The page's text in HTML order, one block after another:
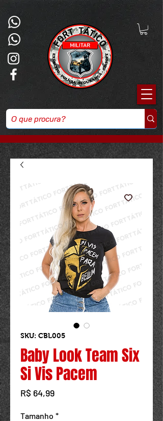
SKU: CBL005
Baby Look Team Six
Si Vis Pacem
R$ 64,99Preço
Tamanho *
Powered by
InnoTech Apps